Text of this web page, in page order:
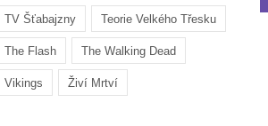
TV Šťabajzny Teorie Velkého Třesku
The Flash The Walking Dead
Vikings Živí Mrtví